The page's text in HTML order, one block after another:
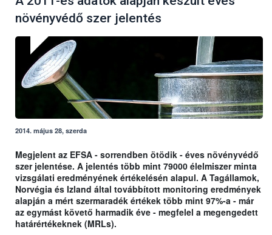
növényvédő szer jelentés
2014. május 28, szerda
Megjelent az EFSA - sorrendben ötödik - éves növényvédő
szer jelentése. A jelentés több mint 79000 élelmiszer minta
vizsgálati eredményének értékelésén alapul. A Tagállamok,
Norvégia és Izland által továbbított monitoring eredmények
alapján a mért szermaradék értékek több mint 97%-a - már
az egymást követő harmadik éve - megfelel a megengedett
határértékeknek (MRLs).